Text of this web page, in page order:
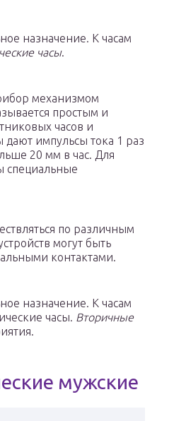
назначение. К часам
часы.
механизмом
простым и
часов и
импульсы тока 1 раз
20 мм в час. Для
специальные
по различным
могут быть
контактами.
назначение. К часам
часы. Вторичные
мужские